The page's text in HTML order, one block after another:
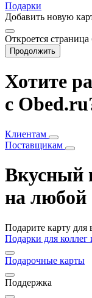
Подарки
Добавить новую
Откроется
Продолжить
Хотите
с
Клиентам
Поставщикам
Вкусный
на любой
Подарите карту
Подарки для коллег
Подарочные карты
Поддержка